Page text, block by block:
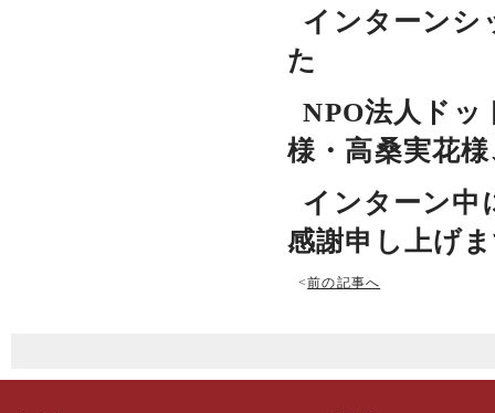
インターンシ
た
NPO法人ドッ
様・高桑実花
インターン中
感謝申し上げ
<前の記事へ